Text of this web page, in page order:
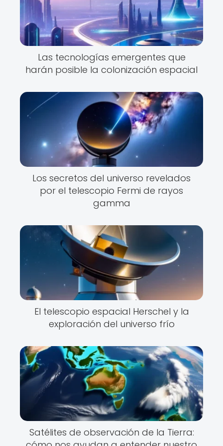
Las tecnologías emergentes que
harán posible la colonización espacial
Los secretos del universo revelados
por el telescopio Fermi de rayos
gamma
El telescopio espacial Herschel y la
exploración del universo frío
Satélites de observación de la Tierra: